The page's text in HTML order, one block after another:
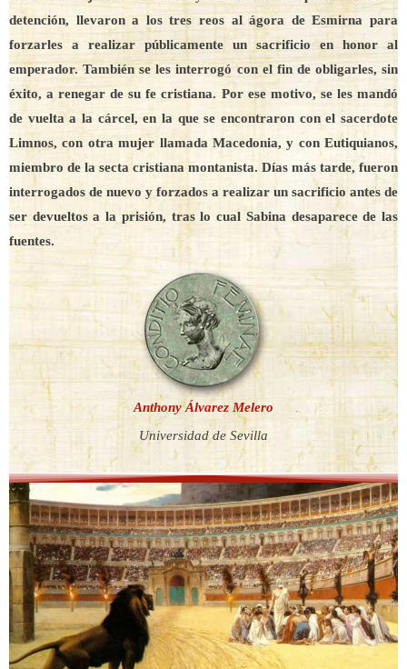
detención, llevaron a los tres reos al ágora de Esmirna para
forzarles a realizar públicamente un sacrificio en honor al
emperador. También se les interrogó con el fin de obligarles, sin
éxito, a renegar de su fe cristiana. Por ese motivo, se les mandó
de vuelta a la cárcel, en la que se encontraron con el sacerdote
Limnos, con otra mujer llamada Macedonia, y con Eutiquianos,
miembro de la secta cristiana montanista. Días más tarde, fueron
interrogados de nuevo y forzados a realizar un sacrificio antes de
ser devueltos a la prisión, tras lo cual Sabina desaparece de las
fuentes.
Anthony Álvarez Melero
Universidad de Sevilla